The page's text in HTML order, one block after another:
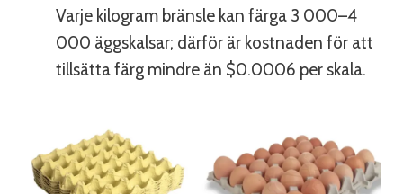
Varje kilogram bränsle kan färga 3 000–4
000 äggskalsar; därför är kostnaden för att
tillsätta färg mindre än $0.0006 per skala.